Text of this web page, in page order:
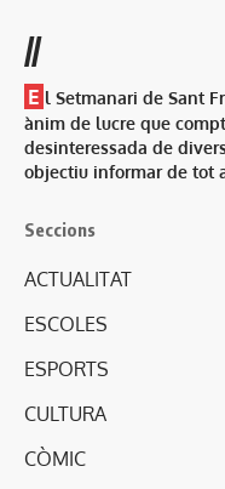
//
E l Setmanari de Sant
ànim de lucre que
desinteressada de
objectiu informar de tot
Seccions
ACTUALITAT
ESCOLES
ESPORTS
CULTURA
CÒMIC